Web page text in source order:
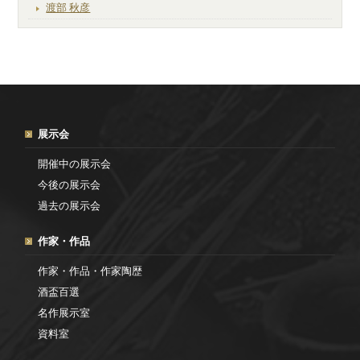
渡部 秋彦
展示会
開催中の展示会
今後の展示会
過去の展示会
作家・作品
作家・作品・作家陶歴
酒盃百選
名作展示室
資料室